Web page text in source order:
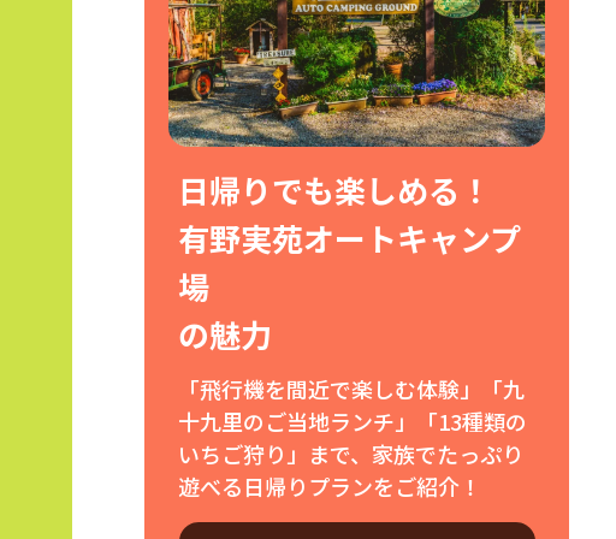
日帰りでも楽しめる！
有野実苑オートキャンプ
場
の魅力
「飛行機を間近で楽しむ体験」「九
十九里のご当地ランチ」「13種類の
いちご狩り」まで、家族でたっぷり
遊べる日帰りプランをご紹介！